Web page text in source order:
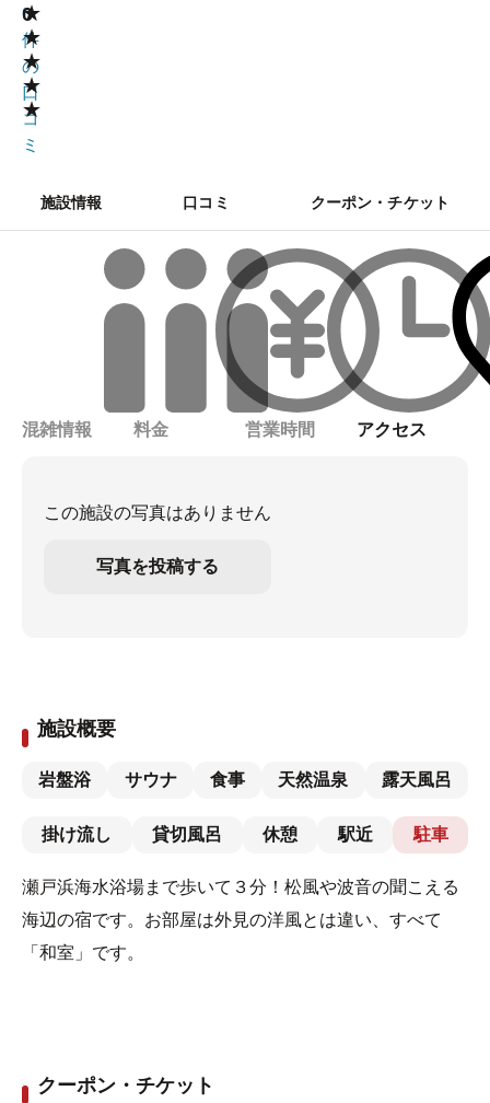
★
★
★
★
★
0
0
件
の
口
コ
ミ
施設情報 口コミ クーポン・チケット
混雑情報 料金 営業時間 アクセス
この施設の写真はありません
写真を投稿する
施設概要
岩盤浴 サウナ 食事 天然温泉 露天風呂
掛け流し 貸切風呂 休憩 駅近 駐車
瀬戸浜海水浴場まで歩いて３分！松風や波音の聞こえる
海辺の宿です。お部屋は外見の洋風とは違い、すべて
「和室」です。
クーポン・チケット